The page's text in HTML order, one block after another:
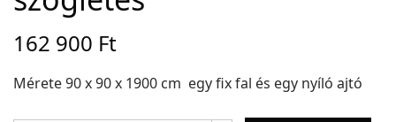
162 900 Ft
Mérete 90 x 90 x 1900 cm egy fix fal és egy nyíló ajtó